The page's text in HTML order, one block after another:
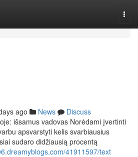
ago News
Discuss
išsamus vadovas Norėdami įvertinti
apsvarstyti kelis svarbiausius
sudaro didžiausią procentą
41911597/text